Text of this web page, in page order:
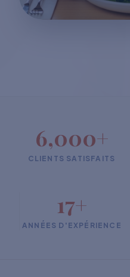
6,000+
CLIENTS SATISFAITS
17+
ANNÉES D'EXPÉRIENCE